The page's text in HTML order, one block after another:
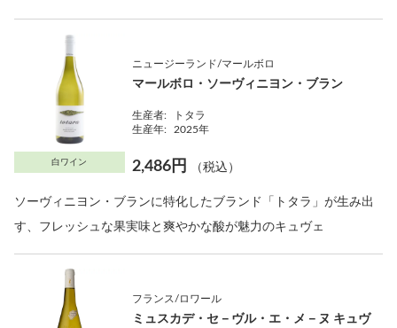
白ワイン
ニュージーランド/マールボロ
マールボロ・ソーヴィニヨン・ブラン
生産者:
トタラ
生産年:
2025年
2,486円 （税込）
ソーヴィニヨン・ブランに特化したブランド「トタラ」が生み出
す、フレッシュな果実味と爽やかな酸が魅力のキュヴェ
フランス/ロワール
ミュスカデ・セ－ヴル・エ・メ－ヌ キュヴ